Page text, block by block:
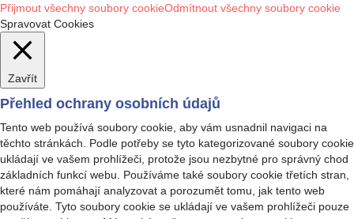
Přijmout všechny soubory cookieOdmítnout všechny soubory cookie
Spravovat Cookies
Zavřít
Přehled ochrany osobních údajů
Tento web používá soubory cookie, aby vám usnadnil navigaci na
těchto stránkách. Podle potřeby se tyto kategorizované soubory cookie
ukládají ve vašem prohlížeči, protože jsou nezbytné pro správný chod
základních funkcí webu. Používáme také soubory cookie třetích stran,
které nám pomáhají analyzovat a porozumět tomu, jak tento web
používáte. Tyto soubory cookie se ukládají ve vašem prohlížeči pouze